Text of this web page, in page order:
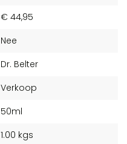
€ 44,95
Nee
Dr. Belter
Verkoop
50ml
1.00 kgs